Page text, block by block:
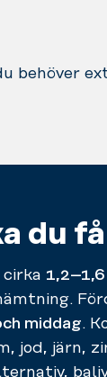
behöver
du
middag.
jod, järn,